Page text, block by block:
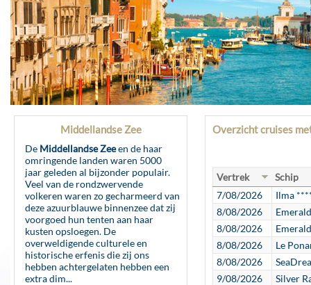
Middellandse Zee
De Middellandse Zeeen de haar
omringende landen waren 5000
jaar geleden al bijzonder populair.
Veel van de rondzwervende
volkeren waren zo gecharmeerd van
deze azuurblauwe binnenzee dat zij
voorgoed hun tenten aan haar
kusten opsloegen. De
overweldigende culturele en
historische erfenis die zij ons
hebben achtergelaten hebben een
extra dim...
Overzicht cruises
Vertrek
Schip
7/08/2026
Ilma
8/08/2026
8/08/2026
8/08/2026
Le
8/08/2026
9/08/2026
Silver